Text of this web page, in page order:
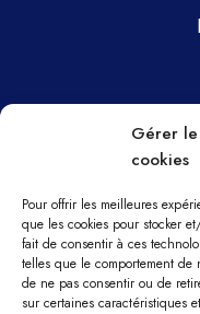
Gérer le
cookies
Pour offrir les meilleures
que les cookies pour stocker
fait de consentir à ces
telles que le comportement
de ne pas consentir ou de
sur certaines caractéristiques
Gsti